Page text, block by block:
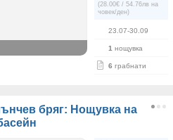
(28.00€ / 54.76лв на
човек/ден)
23.07-30.09
1 нощувка
6 грабнати
бряг: Нощувка на